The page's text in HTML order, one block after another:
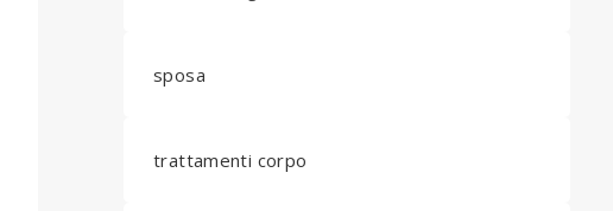
sposa
trattamenti corpo